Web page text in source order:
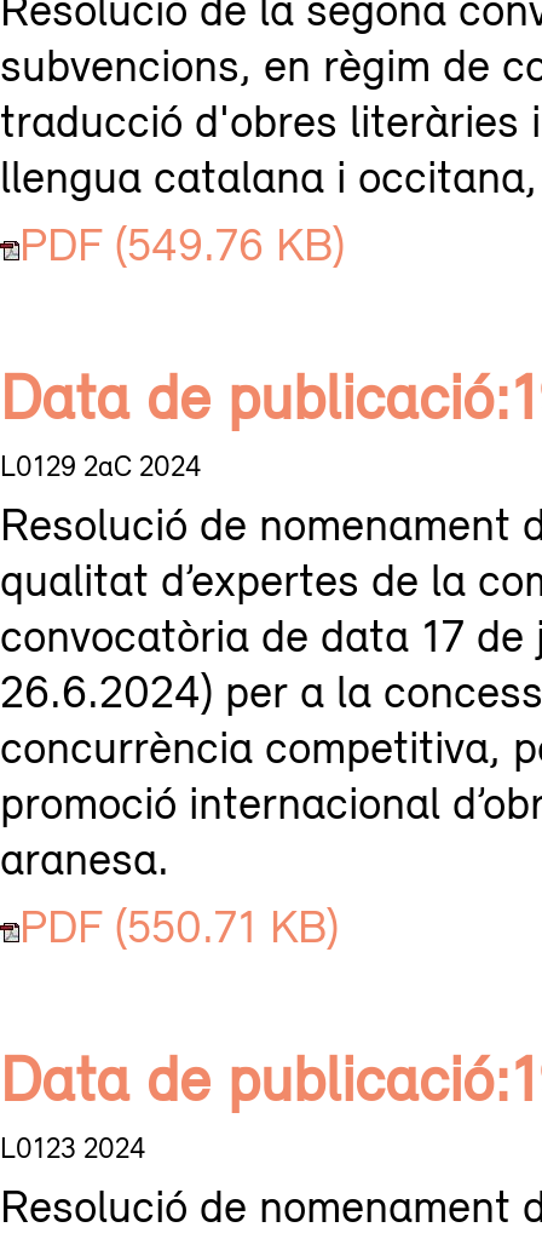
subvencions, en règim de
traducció d'obres literàries
llengua catalana i
PDF (549.76 KB)
Data de
L0129 2aC 2024
Resolució de nomenament
qualitat d’expertes de la
convocatòria de data 17
26.6.2024) per a la
concurrència competitiva,
promoció internacional
aranesa.
PDF (550.71 KB)
Data de
L0123 2024
Resolució de nomenament